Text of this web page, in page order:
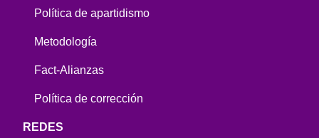
Política de apartidismo
Metodología
Fact-Alianzas
Política de corrección
REDES